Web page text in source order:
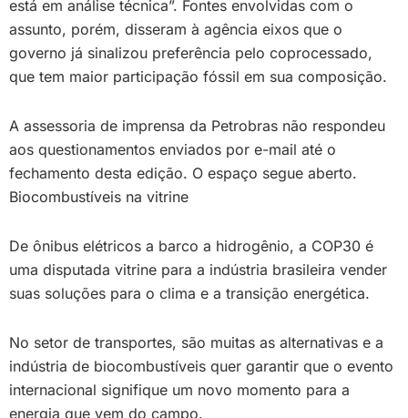
está em análise técnica”. Fontes envolvidas com o
assunto, porém, disseram à agência eixos que o
governo já sinalizou preferência pelo coprocessado,
que tem maior participação fóssil em sua composição.
A assessoria de imprensa da Petrobras não respondeu
aos questionamentos enviados por e-mail até o
fechamento desta edição. O espaço segue aberto.
Biocombustíveis na vitrine
De ônibus elétricos a barco a hidrogênio, a COP30 é
uma disputada vitrine para a indústria brasileira vender
suas soluções para o clima e a transição energética.
No setor de transportes, são muitas as alternativas e a
indústria de biocombustíveis quer garantir que o evento
internacional signifique um novo momento para a
energia que vem do campo.